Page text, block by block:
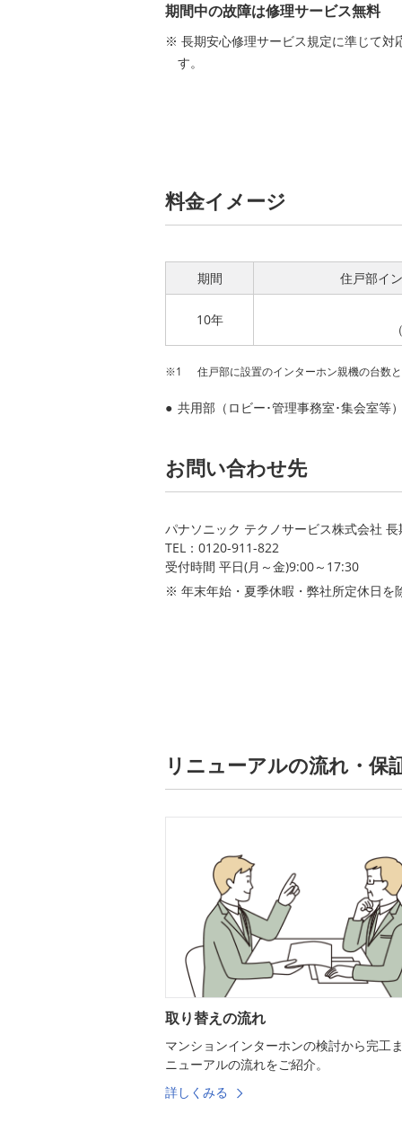
期間中の故障は修理サービス無料
長期安心修理サービス規定に準じて対
す。
料金イメージ
期間 住戸部イ
10年
住戸部に設置のインターホン親機の台数
共用部（ロビー･管理事務室･集会室等
お問い合わせ先
パナソニック テクノサービス株式会社
TEL：0120-911-822
受付時間 平日(月～金)9:00～17:30
年末年始・夏季休暇・弊社所定休日を
リニューアルの流れ・保
取り替えの流れ
マンションインターホンの検討から完工
ニューアルの流れをご紹介。
詳しくみる